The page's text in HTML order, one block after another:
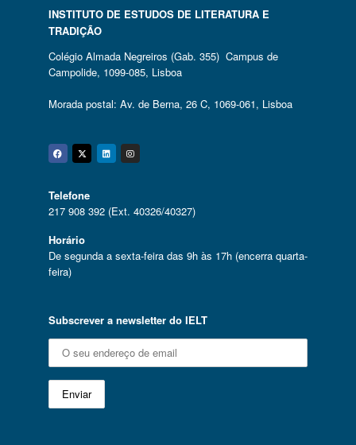
INSTITUTO DE ESTUDOS DE LITERATURA E
TRADIÇÃO
Colégio Almada Negreiros (Gab. 355) Campus de
Campolide, 1099-085, Lisboa
Morada postal: Av. de Berna, 26 C, 1069-061, Lisboa
Facebook
Twitter
Linkedin
Instagram
Telefone
217 908 392 (Ext. 40326/40327)
Horário
De segunda a sexta-feira das 9h às 17h (encerra quarta-
feira)
Subscrever a newsletter do IELT